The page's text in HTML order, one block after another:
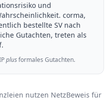
und
corma,
bestellte SV nach
Gutachten, treten als
plusformales Gutachten.
nutzen NetzBeweis für